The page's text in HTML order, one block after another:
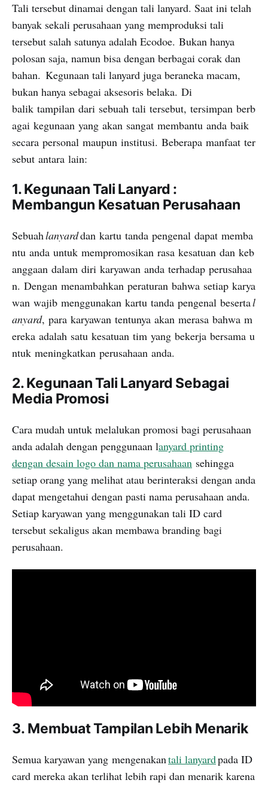
Tali tersebut dinamai dengan tali lanyard. Saat ini telah
banyak sekali perusahaan yang memproduksi tali
tersebut salah satunya adalah Ecodoe. Bukan hanya
polosan saja, namun bisa dengan berbagai corak dan
bahan. Kegunaan tali lanyard juga beraneka macam,
bukan hanya sebagai aksesoris belaka. Di
balik tampilan dari sebuah tali tersebut, tersimpan berb
agai kegunaan yang akan sangat membantu anda baik
secara personal maupun institusi. Beberapa manfaat ter
sebut antara lain:
1. Kegunaan Tali Lanyard :
Membangun Kesatuan Perusahaan
Sebuahlanyarddan kartu tanda pengenal dapat memba
ntu anda untuk mempromosikan rasa kesatuan dan keb
anggaan dalam diri karyawan anda terhadap perusahaa
n. Dengan menambahkan peraturan bahwa setiap karya
wan wajib menggunakan kartu tanda pengenal besertal
anyard, para karyawan tentunya akan merasa bahwa m
ereka adalah satu kesatuan tim yang bekerja bersama u
ntuk meningkatkan perusahaan anda.
2.Kegunaan Tali Lanyard Sebagai
Media Promosi
Cara mudah untuk melalukan promosi bagi perusahaan
anda adalah dengan penggunaan lanyard printing
dengan desain logo dan nama perusahaan sehingga
setiap orang yang melihat atau berinteraksi dengan anda
dapat mengetahui dengan pasti nama perusahaan anda.
Setiap karyawan yang menggunakan tali ID card
tersebut sekaligus akan membawa branding bagi
perusahaan.
3. Membuat Tampilan Lebih Menarik
Semua karyawan yang mengenakantali lanyardpada ID
card mereka akan terlihat lebih rapi dan menarik karena